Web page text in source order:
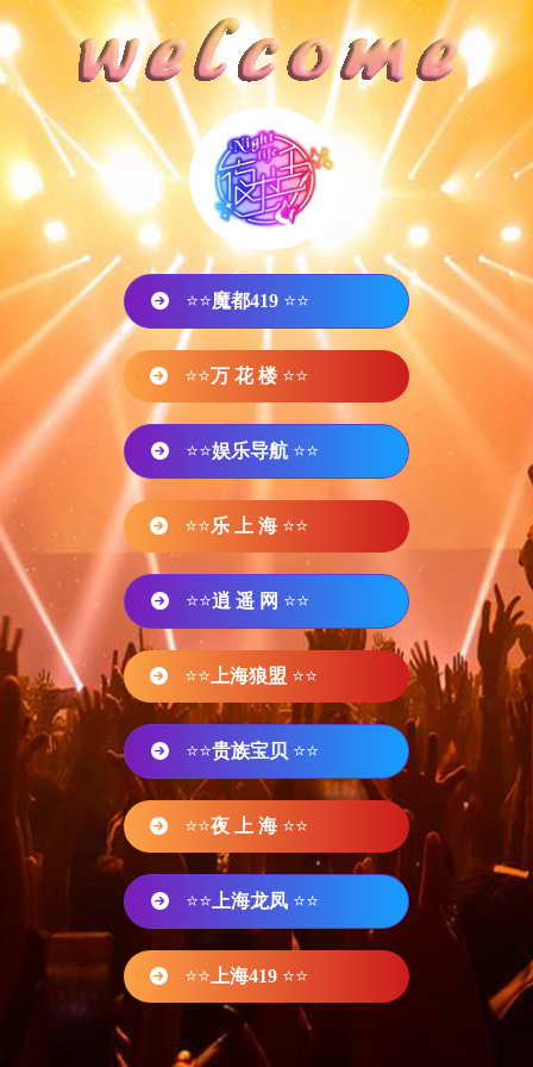
⭐⭐魔都419 ⭐⭐
⭐⭐万 花 楼 ⭐⭐
⭐⭐娱乐导航 ⭐⭐
⭐⭐乐 上 海 ⭐⭐
⭐⭐逍 遥 网 ⭐⭐
⭐⭐ 上海狼盟 ⭐⭐
⭐⭐贵族宝贝 ⭐⭐
⭐⭐夜 上 海 ⭐⭐
⭐⭐ 上海龙凤 ⭐⭐
⭐⭐ 上海419 ⭐⭐